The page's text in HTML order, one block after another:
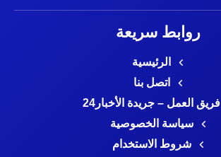
روابط سريعة
الرئيسية
اتصل بنا
فريق العمل – جريدة الأخبار24
سياسة الخصوصية
شروط الاستخدام